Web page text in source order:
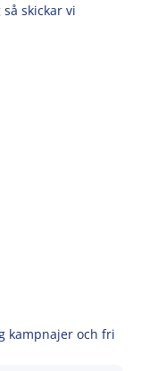
skickar vi
kampnajer och fri